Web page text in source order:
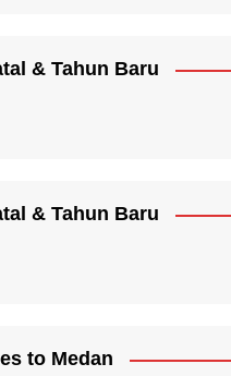
& Tahun Baru
& Tahun Baru
to Medan